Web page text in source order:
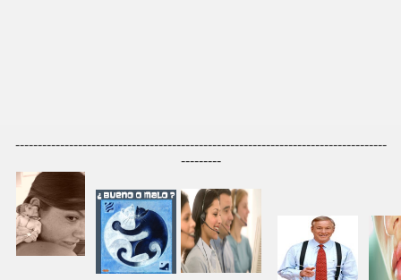
-----------------------------------------------------------------------------------
---------
PROFESIONAL